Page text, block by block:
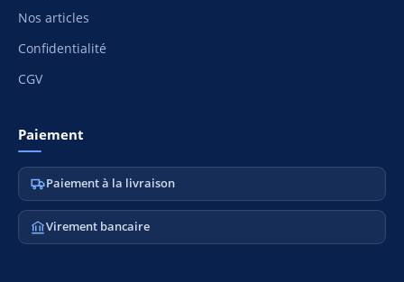
Nos articles
Confidentialité
CGV
Paiement
Paiement à la livraison
Virement bancaire